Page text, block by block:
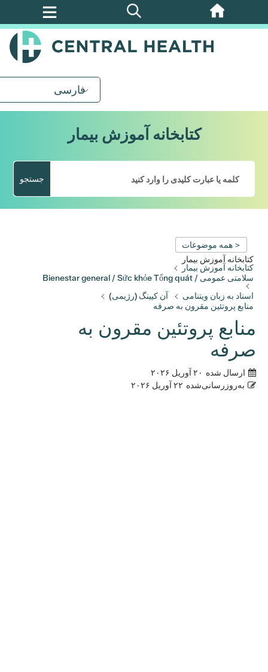
پرش
فارسی
کتابخانه آموزش بیمار
جستجو
< همه موضوعات
کتابخانه آموزش بیمار
کتابخانه آموزش بیمار
سلامتی عمومی / Bienestar general / Sức khỏe Tổng quát
اسناد به زبان ویتنامی
آن کیینگ (رژیمی)
منابع پروتئین مقرون به صرفه
منابع پروتئین مقرون به
صرفه
ارسال شده ۲۰ آوریل ۲۰۲۶
به‌روزرسانی‌شده ۲۲ آوریل ۲۰۲۶